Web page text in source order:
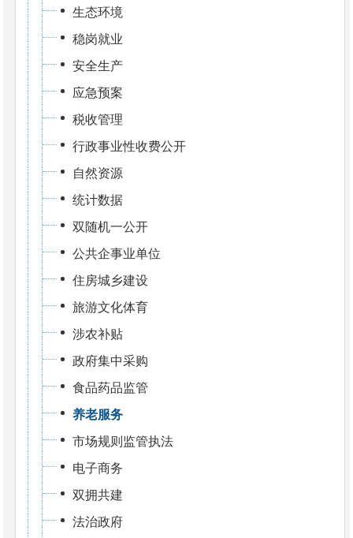
生态环境
稳岗就业
安全生产
应急预案
税收管理
行政事业性收费公开
自然资源
统计数据
双随机一公开
公共企事业单位
住房城乡建设
旅游文化体育
涉农补贴
政府集中采购
食品药品监管
养老服务
市场规则监管执法
电子商务
双拥共建
法治政府